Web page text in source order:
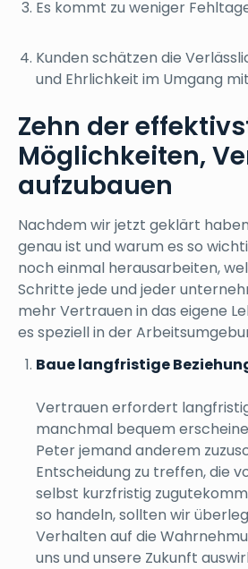
Es kommt zu weniger
Kunden schätzen die
und Ehrlichkeit im Umgang
Zehn der
Möglichkeiten,
aufzubauen
Nachdem wir jetzt geklärt
genau ist und warum es so
noch einmal herausarbeiten,
Schritte jede und jeder
mehr Vertrauen in das eigene
es speziell in der
Baue langfristige
Vertrauen erfordert
manchmal bequem
Peter jemand anderem
Entscheidung zu treffen, die
selbst kurzfristig
so handeln, sollten wir
Verhalten auf die
uns und unsere Zukunft